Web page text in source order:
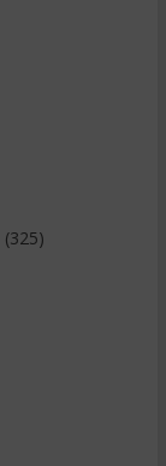
(325)